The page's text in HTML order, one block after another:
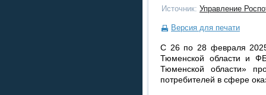
Источник: Управление
Версия для печати
С 26 по 28 февраля
Тюменской области и
Тюменской области»
потребителей в сфере